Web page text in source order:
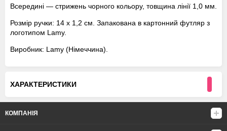
Всередині — стрижень чорного кольору, товщина лінії 1,0 мм.
Розмір ручки: 14 х 1,2 см. Запакована в картонний футляр з
логотипом Lamy.
Виробник: Lamy (Німеччина).
ХАРАКТЕРИСТИКИ
КОМПАНІЯ